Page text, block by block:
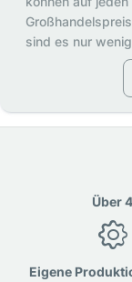
sind es nur
Über
Eigene